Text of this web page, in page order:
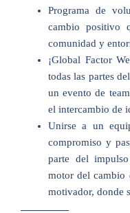
Programa de
cambio positivo
comunidad y
¡Global Factor
todas las partes
un evento de
el intercambio de
Unirse a un
compromiso y
parte del
motor del cambio
motivador, donde